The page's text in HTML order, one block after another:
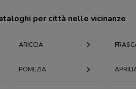
per città nelle vicinanze
ARICCIA
POMEZIA